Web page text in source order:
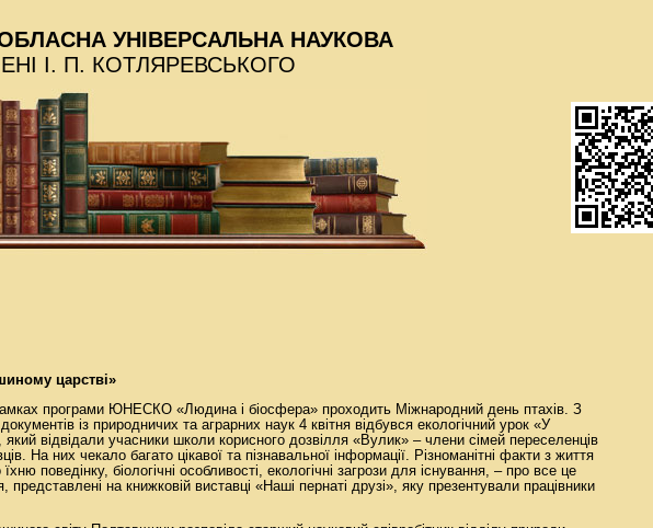
УНІВЕРСАЛЬНА НАУКОВА
І. П. КОТЛЯРЕВСЬКОГО
царстві»
програми ЮНЕСКО «Людина і біосфера» проходить Міжнародний день птахів. З
документів із природничих та аграрних наук 4 квітня відбувся екологічний урок «У
який відвідали учасники школи корисного дозвілля «Вулик» – члени сімей переселенців
На них чекало багато цікавої та пізнавальної інформації. Різноманітні факти з життя
їхню поведінку, біологічні особливості, екологічні загрози для існування, – про все це
представлені на книжковій виставці «Наші пернаті друзі», яку презентували працівники